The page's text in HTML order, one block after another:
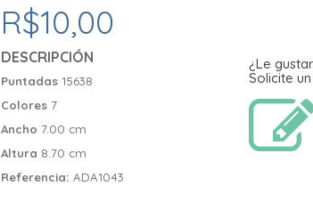
R$10,00
DESCRIPCIÓN
Puntadas 15638
Colores 7
Ancho 7.00 cm
Altura 8.70 cm
Referencia: ADA1043
¿Le
Solicite